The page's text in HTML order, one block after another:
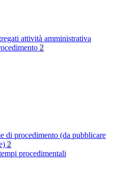
attività amministrativa
2
di procedimento (da pubblicare
2
procedimentali